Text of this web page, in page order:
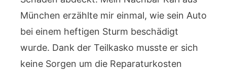
München erzählte mir einmal, wie sein Auto
bei einem heftigen Sturm beschädigt
wurde. Dank der Teilkasko musste er sich
keine Sorgen um die Reparaturkosten